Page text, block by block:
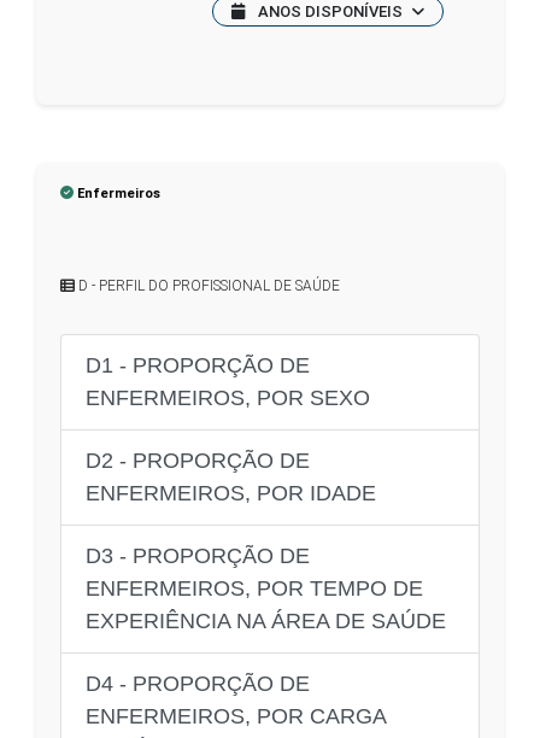
ANOS DISPONÍVEIS
Enfermeiros
D - PERFIL DO PROFISSIONAL DE SAÚDE
D1 - PROPORÇÃO DE
ENFERMEIROS, POR SEXO
D2 - PROPORÇÃO DE
ENFERMEIROS, POR IDADE
D3 - PROPORÇÃO DE
ENFERMEIROS, POR TEMPO DE
EXPERIÊNCIA NA ÁREA DE SAÚDE
D4 - PROPORÇÃO DE
ENFERMEIROS, POR CARGA